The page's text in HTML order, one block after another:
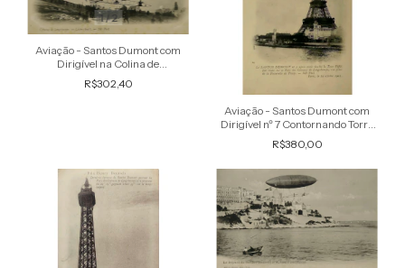
1/2
Aviação - Santos Dumont com
Dirigível na Colina de
Longchamps - Raro Cartão
Postal antigo original
R$302,40
Aviação - Santos Dumont com
Dirigível nº 7 Contornando Torre
Eiffel - Raro Cartão Postal antigo
original
R$380,00